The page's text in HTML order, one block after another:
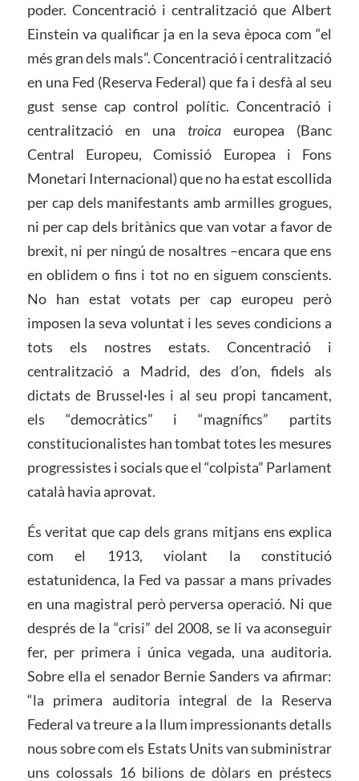
poder. Concentració i centralització que Albert
Einstein va qualificar ja en la seva època com “el
més gran dels mals”. Concentració i centralització
en una Fed (Reserva Federal) que fa i desfà al seu
gust sense cap control polític. Concentració i
centralització en una troica europea (Banc
Central Europeu, Comissió Europea i Fons
Monetari Internacional) que no ha estat escollida
per cap dels manifestants amb armilles grogues,
ni per cap dels britànics que van votar a favor de
brexit, ni per ningú de nosaltres –encara que ens
en oblidem o fins i tot no en siguem conscients.
No han estat votats per cap europeu però
imposen la seva voluntat i les seves condicions a
tots els nostres estats. Concentració i
centralització a Madrid, des d’on, fidels als
dictats de Brussel·les i al seu propi tancament,
els “democràtics” i “magnífics” partits
constitucionalistes han tombat totes les mesures
progressistes i socials que el “colpista” Parlament
català havia aprovat.
És veritat que cap dels grans mitjans ens explica
com el 1913, violant la constitució
estatunidenca, la Fed va passar a mans privades
en una magistral però perversa operació. Ni que
després de la “crisi” del 2008, se li va aconseguir
fer, per primera i única vegada, una auditoria.
Sobre ella el senador Bernie Sanders va afirmar:
“la primera auditoria integral de la Reserva
Federal va treure a la llum impressionants detalls
nous sobre com els Estats Units van subministrar
uns colossals 16 bilions de dòlars en préstecs